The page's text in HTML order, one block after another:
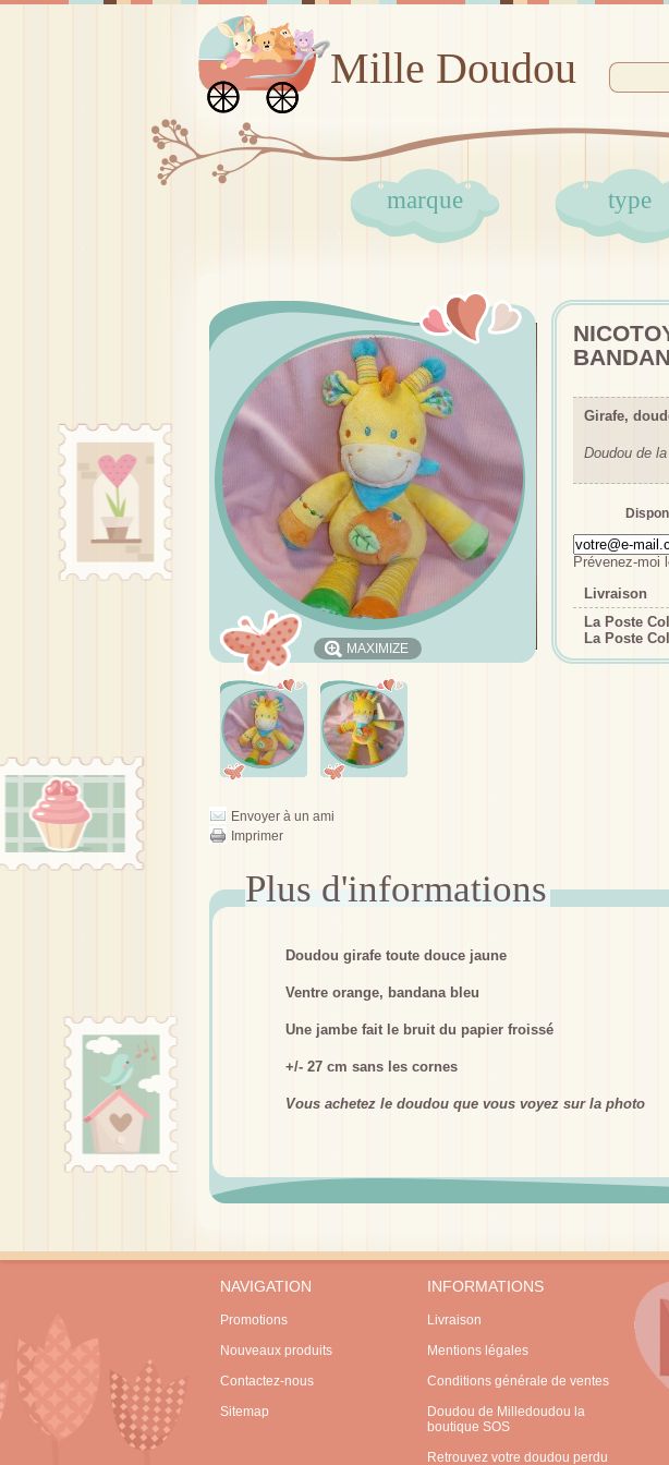
Mille Doudou
marque type
MAXIMIZE
Envoyer à un ami
Imprimer
Girafe,
Doudou de
Prévenez-moi
Livraison
La Poste
La Poste
Doudou girafe toute douce jaune
Ventre orange, bandana bleu
Une jambe fait le bruit du papier froissé
+/- 27 cm sans les cornes
Vous achetez le doudou que vous voyez sur la photo
NAVIGATION
Promotions
Nouveaux produits
Contactez-nous
Sitemap
INFORMATIONS
Livraison
Mentions légales
Conditions générale de ventes
Doudou de Milledoudou la
boutique SOS
Retrouvez votre doudou perdu